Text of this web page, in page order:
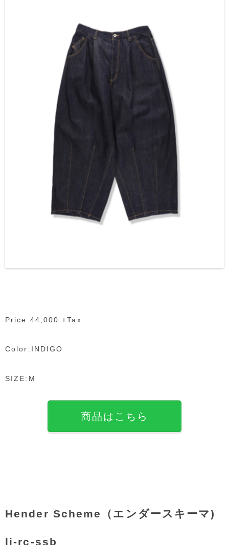
Price:44,000 +Tax
Color:INDIGO
SIZE:M
商品はこちら
Hender Scheme（エンダースキーマ)
li-rc-ssb